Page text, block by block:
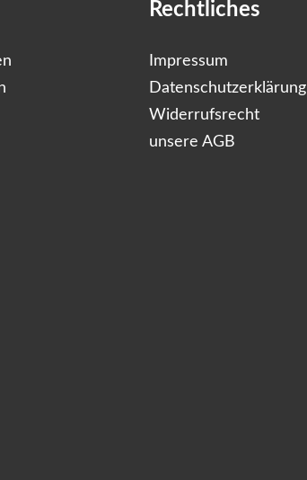
Rechtliches
Impressum
Datenschutzerklärung
Widerrufsrecht
unsere AGB